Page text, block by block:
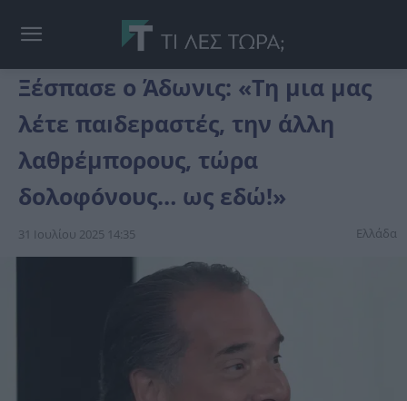
Ξέσπασε ο Άδωνις: «Τη μια μας
λέτε παıδεpαστές, την άλλη
λαθpέμπορους, τώρα
δολοφóνους… ως εδώ!»
31 Ιουλίου 2025 14:35 Ελλάδα